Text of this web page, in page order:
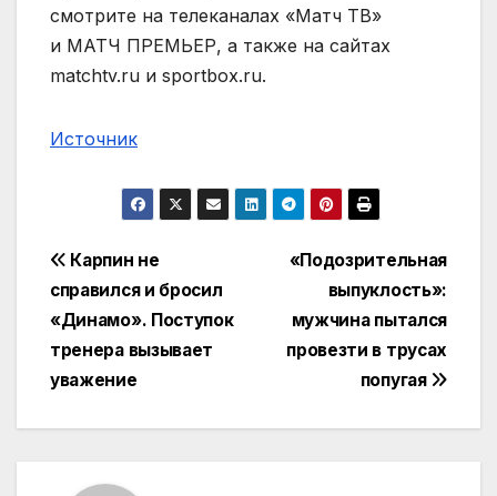
смотрите на телеканалах «Матч ТВ»
и МАТЧ ПРЕМЬЕР, а также на сайтах
matchtv.ru и sportbox.ru.
Источник
Навигация
по
записям
«Подозрительная
выпуклость»:
мужчина пытался
провезти в трусах
попугая
Карпин не
справился и бросил
«Динамо». Поступок
тренера вызывает
уважение